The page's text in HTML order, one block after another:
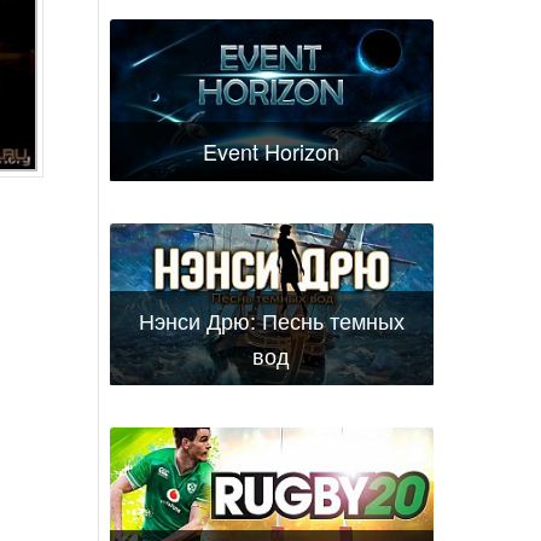
Event Horizon
Нэнси Дрю: Песнь темных
вод